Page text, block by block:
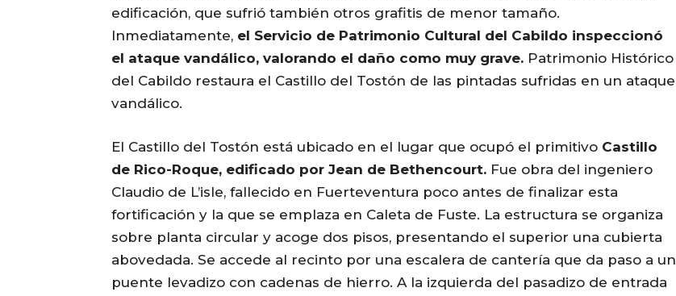
edificación, que sufrió también otros grafitis de menor tamaño.
Inmediatamente, el Servicio de Patrimonio Cultural del Cabildo inspeccionó
el ataque vandálico, valorando el daño como muy grave. Patrimonio Histórico
del Cabildo restaura el Castillo del Tostón de las pintadas sufridas en un ataque
vandálico.
El Castillo del Tostón está ubicado en el lugar que ocupó el primitivo Castillo
de Rico-Roque, edificado por Jean de Bethencourt. Fue obra del ingeniero
Claudio de L’isle, fallecido en Fuerteventura poco antes de finalizar esta
fortificación y la que se emplaza en Caleta de Fuste. La estructura se organiza
sobre planta circular y acoge dos pisos, presentando el superior una cubierta
abovedada. Se accede al recinto por una escalera de cantería que da paso a un
puente levadizo con cadenas de hierro. A la izquierda del pasadizo de entrada